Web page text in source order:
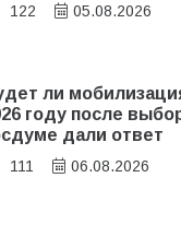
122 05.08.2026
ли
году после
дали ответ
111 06.08.2026